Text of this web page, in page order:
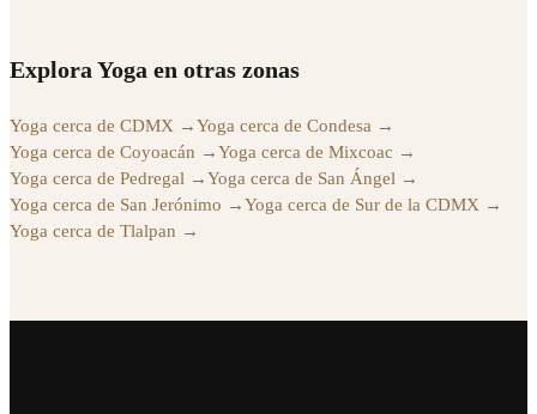
Explora Yoga en otras zonas
Yoga cerca de CDMX →Yoga cerca de Condesa →
Yoga cerca de Coyoacán →Yoga cerca de Mixcoac →
Yoga cerca de Pedregal →Yoga cerca de San Ángel →
Yoga cerca de San Jerónimo →Yoga cerca de Sur de la CDMX →
Yoga cerca de Tlalpan →